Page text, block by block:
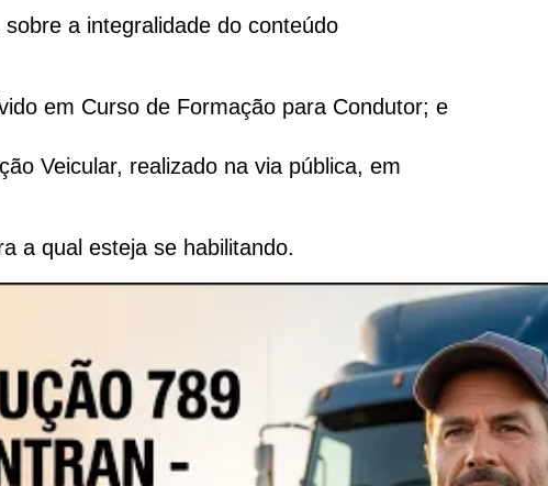
a integralidade do conteúdo
em Curso de Formação para Condutor; e
Veicular, realizado na via pública, em
a qual esteja se habilitando.